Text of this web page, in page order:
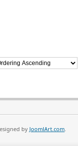
by JoomlArt.com.